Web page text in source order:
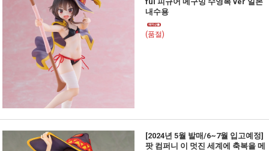
내수용
(품절)
[2024년 5월 발매/6~7월 입고예정]
팟 컴퍼니 이 멋진 세계에 축복을 메